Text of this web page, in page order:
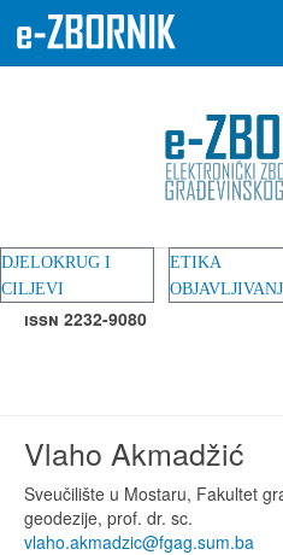
DJELOKRUG I
CILJEVI
ETIKA
ISSN 2232-9080
Vlaho Akmadžić
Sveučilište u Mostaru, Fakultet
geodezije, prof. dr. sc.
vlaho.akmadzic@fgag.sum.ba